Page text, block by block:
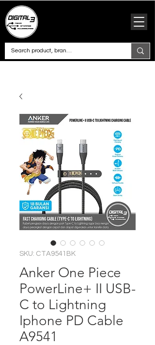
SKU: CTA9541BK
Anker One Piece
PowerLine+ II USB-
C to Lightning
Iphone PD Cable
A9541